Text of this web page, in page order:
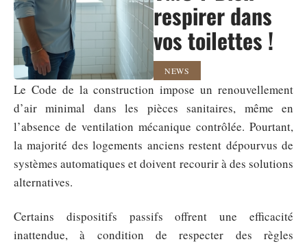
respirer dans
vos toilettes !
NEWS
Le Code de la construction impose un renouvellement
d’air minimal dans les pièces sanitaires, même en
l’absence de ventilation mécanique contrôlée. Pourtant,
la majorité des logements anciens restent dépourvus de
systèmes automatiques et doivent recourir à des solutions
alternatives.
Certains dispositifs passifs offrent une efficacité
inattendue, à condition de respecter des règles